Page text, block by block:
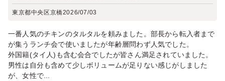
東京都中央区京橋2026/07/03
一番人気のチキンのタルタルを頼みました。部長から転入者まで
が集うランチ会で使いましたが年齢層問わず人気でした。
外国籍(タイ人)も含む会合でしたが皆さん満足されていました。
男性は自分も含めて少しボリュームが足りない感じがしました
が、女性で...